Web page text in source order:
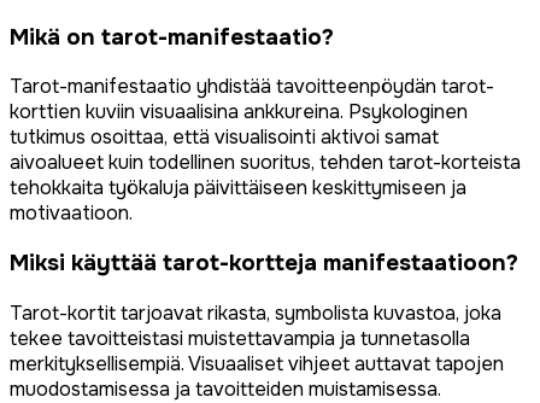
Mikä on tarot-manifestaatio?
Tarot-manifestaatio yhdistää tavoitteenpöydän tarot-
korttien kuviin visuaalisina ankkureina. Psykologinen
tutkimus osoittaa, että visualisointi aktivoi samat
aivoalueet kuin todellinen suoritus, tehden tarot-korteista
tehokkaita työkaluja päivittäiseen keskittymiseen ja
motivaatioon.
Miksi käyttää tarot-kortteja manifestaatioon?
Tarot-kortit tarjoavat rikasta, symbolista kuvastoa, joka
tekee tavoitteistasi muistettavampia ja tunnetasolla
merkityksellisempiä. Visuaaliset vihjeet auttavat tapojen
muodostamisessa ja tavoitteiden muistamisessa.